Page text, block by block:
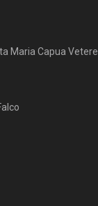
Maria Capua Vetere